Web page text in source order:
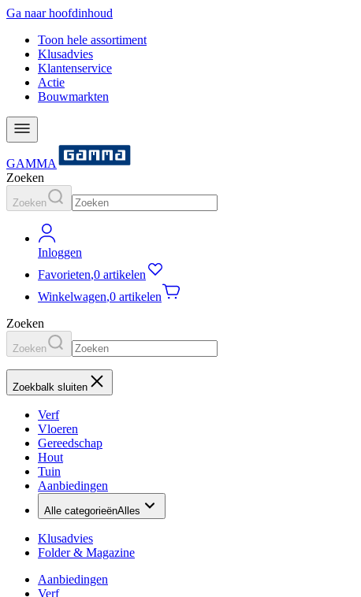
Ga naar hoofdinhoud
Toon hele assortiment
Klusadvies
Klantenservice
Actie
Bouwmarkten
GAMMA
Zoeken
Zoeken
Inloggen
Favorieten,0 artikelen
Winkelwagen,0 artikelen
Zoeken
Zoeken
Zoekbalk sluiten
Verf
Vloeren
Gereedschap
Hout
Tuin
Aanbiedingen
Alle categorieënAlles
Klusadvies
Folder & Magazine
Aanbiedingen
Verf